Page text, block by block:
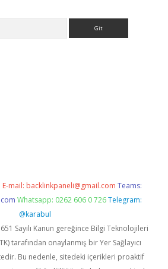
E-mail: backlinkpaneli@gmail.com Teams:
Whatsapp: 0262 606 0 726 Telegram:
@karabul
Sayılı Kanun gereğince Bilgi Teknolojileri
tarafından onaylanmış bir Yer Sağlayıcı
Bu nedenle, sitedeki içerikleri proaktif